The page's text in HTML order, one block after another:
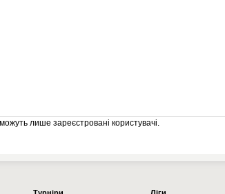
лише зареєстровані користувачі.